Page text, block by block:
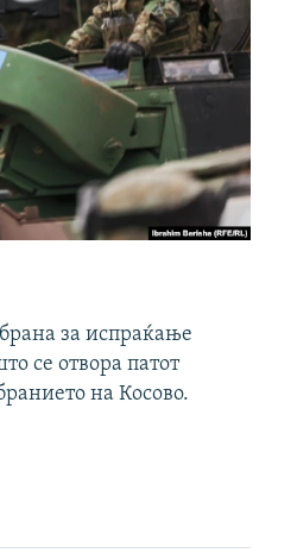
за испраќање
се отвора патот
на Косово.